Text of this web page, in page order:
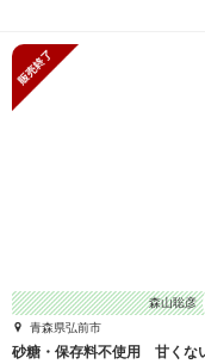
森山聡彦
青森県弘前市
砂糖・保存料不使用 甘くな